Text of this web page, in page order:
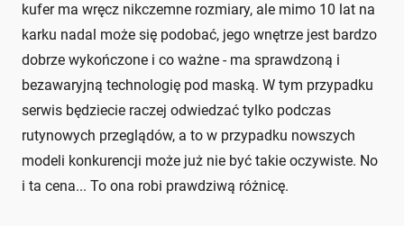
kufer ma wręcz nikczemne rozmiary, ale mimo 10 lat na
karku nadal może się podobać, jego wnętrze jest bardzo
dobrze wykończone i co ważne - ma sprawdzoną i
bezawaryjną technologię pod maską. W tym przypadku
serwis będziecie raczej odwiedzać tylko podczas
rutynowych przeglądów, a to w przypadku nowszych
modeli konkurencji może już nie być takie oczywiste. No
i ta cena... To ona robi prawdziwą różnicę.